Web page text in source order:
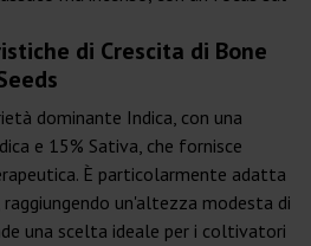
di Crescita di Bone
dominante Indica, con una
e 15% Sativa, che fornisce
È particolarmente adatta
un'altezza modesta di
una scelta ideale per i coltivatori